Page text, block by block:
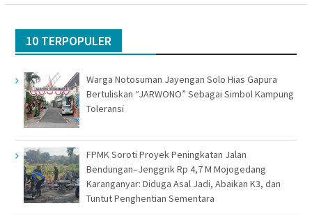
10 TERPOPULER
Warga Notosuman Jayengan Solo Hias Gapura
Bertuliskan “JARWONO” Sebagai Simbol Kampung
Toleransi
FPMK Soroti Proyek Peningkatan Jalan
Bendungan–Jenggrik Rp 4,7 M Mojogedang
Karanganyar: Diduga Asal Jadi, Abaikan K3, dan
Tuntut Penghentian Sementara